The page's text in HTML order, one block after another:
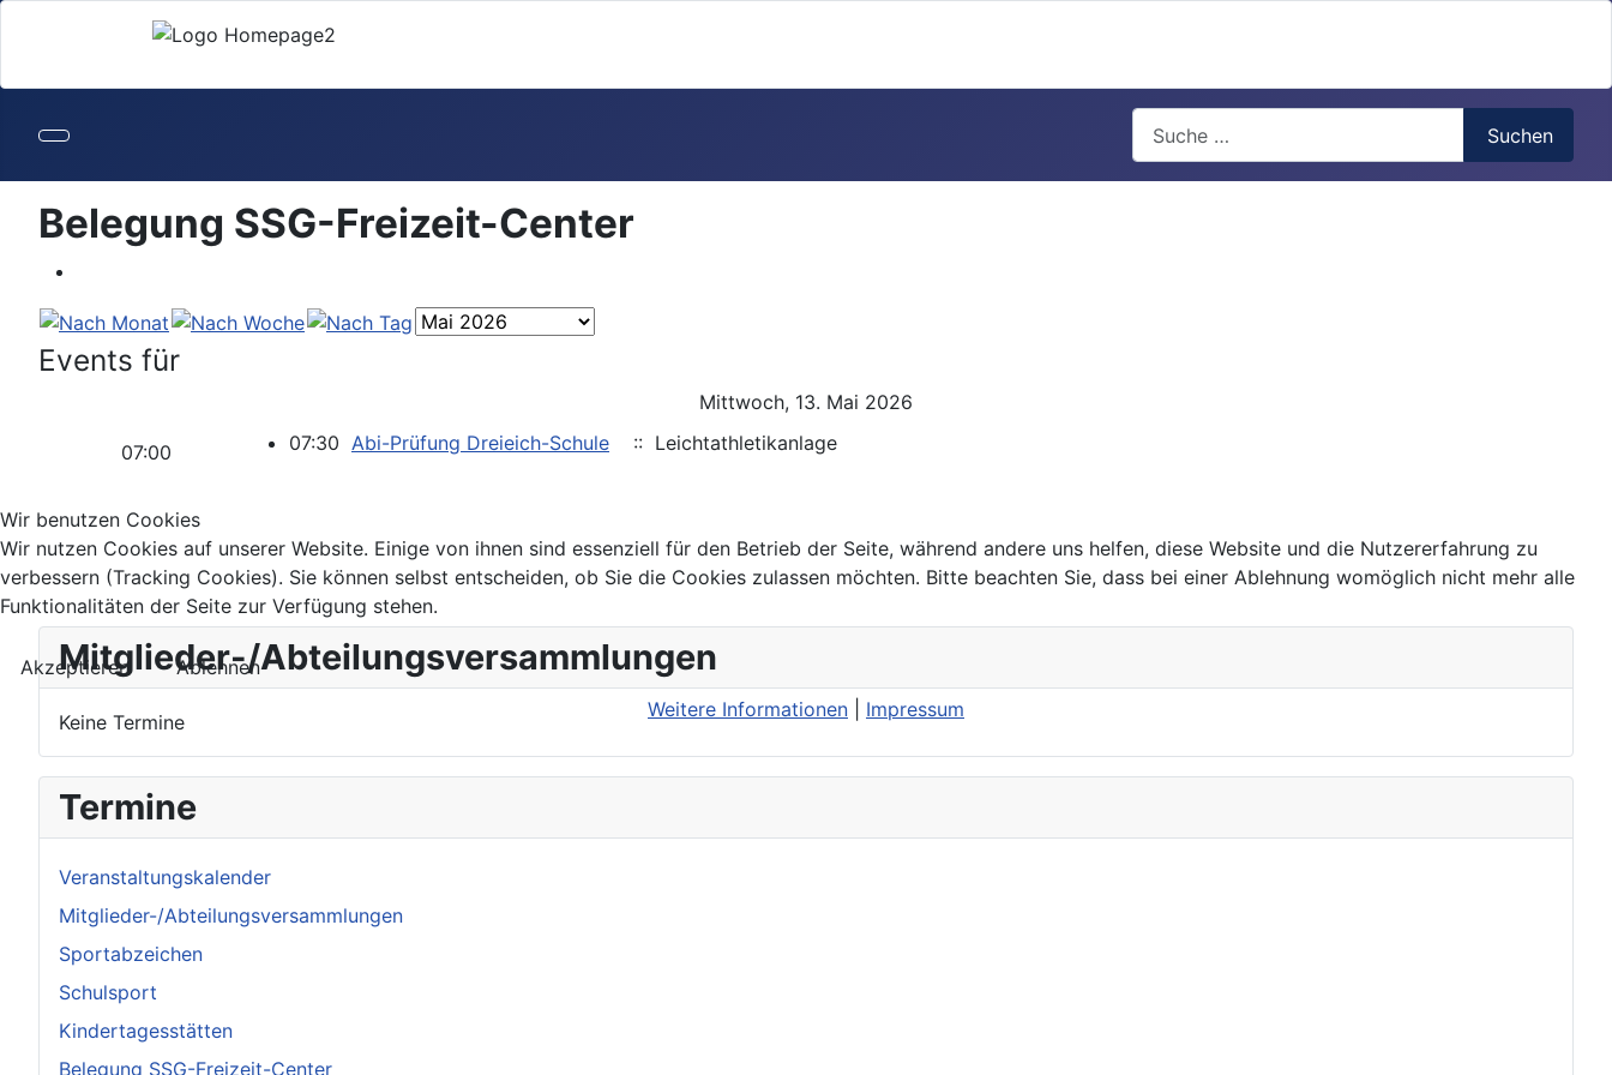
Suchen
Mitglieder-/Abteilungsversammlungen
Keine Termine
Termine
Veranstaltungskalender
Mitglieder-/Abteilungsversammlungen
Sportabzeichen
Schulsport
Kindertagesstätten
Belegung SSG-Freizeit-Center
Belegung SSG-Freizeit-Center
Events für
Mittwoch, 13. Mai 2026
07:00 07:30 Abi-Prüfung Dreieich-Schule :: Leichtathletikanlage
Wir benutzen Cookies
Wir nutzen Cookies auf unserer Website. Einige von ihnen sind essenziell für den Betrieb der Seite, während andere uns helfen, diese Website und die Nutzererfahrung zu
verbessern (Tracking Cookies). Sie können selbst entscheiden, ob Sie die Cookies zulassen möchten. Bitte beachten Sie, dass bei einer Ablehnung womöglich nicht mehr alle
Funktionalitäten der Seite zur Verfügung stehen.
Akzeptieren
Ablehnen
Weitere Informationen
Impressum